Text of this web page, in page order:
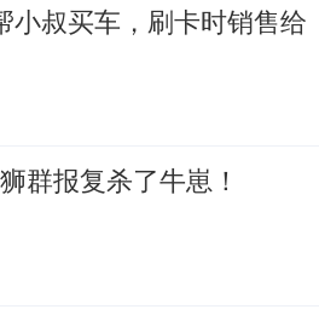
小叔买车，刷卡时销售给
群报复杀了牛崽！